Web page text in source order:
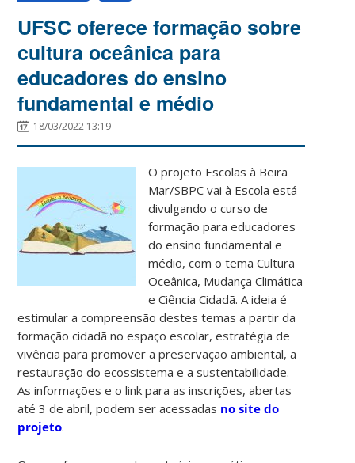
UFSC oferece formação sobre
cultura oceânica para
educadores do ensino
fundamental e médio
18/03/2022 13:19
O projeto Escolas à Beira
Mar/SBPC vai à Escola está
divulgando o curso de
formação para educadores
do ensino fundamental e
médio, com o tema Cultura
Oceânica, Mudança Climática
e Ciência Cidadã. A ideia é
estimular a compreensão destes temas a partir da
formação cidadã no espaço escolar, estratégia de
vivência para promover a preservação ambiental, a
restauração do ecossistema e a sustentabilidade.
As informações e o link para as inscrições, abertas
até 3 de abril, podem ser acessadas no site do
projeto.